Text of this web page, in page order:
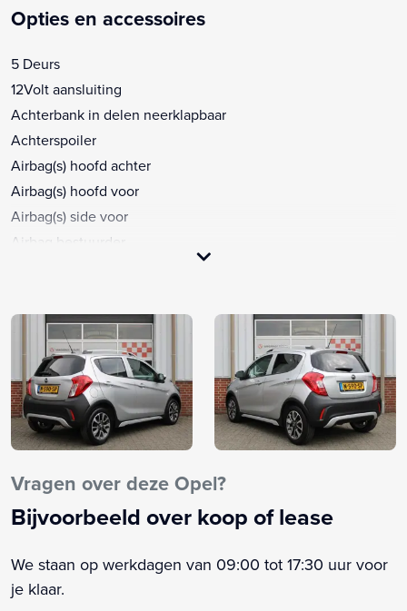
Opties en accessoires
5 Deurs
12Volt aansluiting
Achterbank in delen neerklapbaar
Achterspoiler
Airbag(s) hoofd achter
Airbag(s) hoofd voor
Airbag(s) side voor
Airbag bestuurder
Alarm klasse 1(startblokkering)
Anti Blokkeer Systeem
Anti doorSlip Regeling
Apple Carplay/Android Auto
Audio installatie
Bandenspanningscontrolesysteem
Bekerhouders voor
Bestuurdersstoel in hoogte verstelbaar
Boekjes + Handleiding
Boordcomputer
Vragen over deze Opel?
Bijvoorbeeld over koop of lease
We staan op werkdagen van 09:00 tot 17:30 uur voor
je klaar.